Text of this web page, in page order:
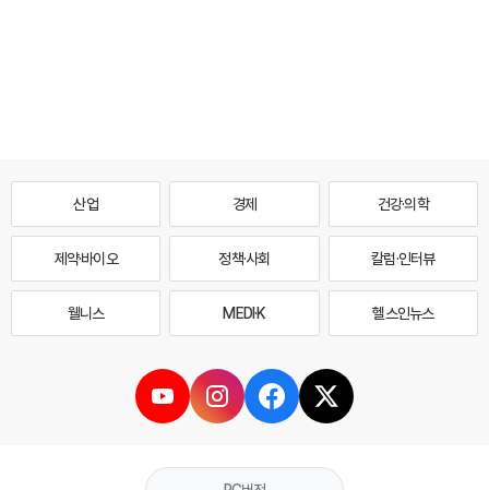
산업 경제 건강·의학
제약·바이오 정책·사회 칼럼·인터뷰
웰니스 MEDI·K 헬스인뉴스